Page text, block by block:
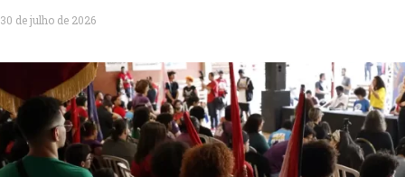
30 de julho de 2026